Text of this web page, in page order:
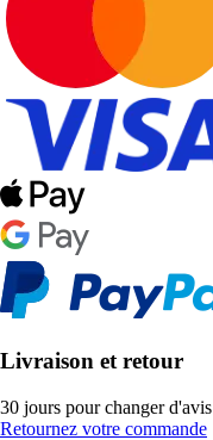
Livraison et retour
30 jours pour changer d'avis
Retournez votre commande